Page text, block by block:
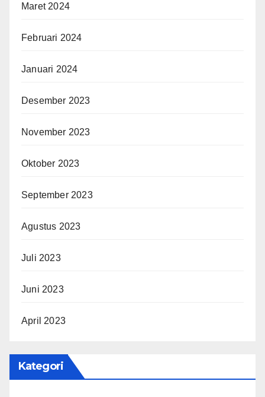
Maret 2024
Februari 2024
Januari 2024
Desember 2023
November 2023
Oktober 2023
September 2023
Agustus 2023
Juli 2023
Juni 2023
April 2023
Kategori